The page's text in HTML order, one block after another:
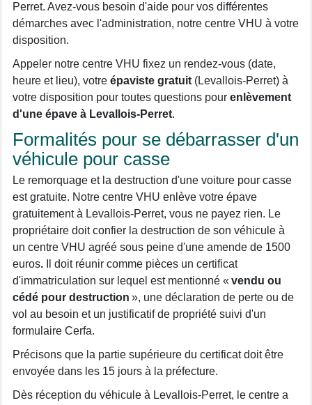
Perret. Avez-vous besoin d'aide pour vos différentes
démarches avec l'administration, notre centre VHU à votre
disposition.
Appeler notre centre VHU fixez un rendez-vous (date,
heure et lieu), votre épaviste gratuit (Levallois-Perret) à
votre disposition pour toutes questions pour enlèvement
d'une épave à Levallois-Perret.
Formalités pour se débarrasser d'un
véhicule pour casse
Le remorquage et la destruction d'une voiture pour casse
est gratuite. Notre centre VHU enlève votre épave
gratuitement à Levallois-Perret, vous ne payez rien. Le
propriétaire doit confier la destruction de son véhicule à
un centre VHU agréé sous peine d'une amende de 1500
euros. Il doit réunir comme pièces un certificat
d'immatriculation sur lequel est mentionné « vendu ou
cédé pour destruction », une déclaration de perte ou de
vol au besoin et un justificatif de propriété suivi d'un
formulaire Cerfa.
Précisons que la partie supérieure du certificat doit être
envoyée dans les 15 jours à la préfecture.
Dès réception du véhicule à Levallois-Perret, le centre a